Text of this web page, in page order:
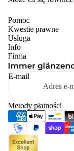
Pomoc
Kwestie prawne
Usługa
Info
Firma
Immer
E-mail
Metody płatności